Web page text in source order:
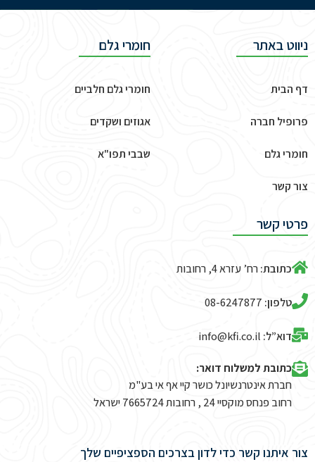
ניווט באתר
דף הבית
פרופיל חברה
חומרי גלם
צור קשר
חומרי גלם
חומרי גלם חלביים
אגוזים ושקדים
שבבי תפו"א
פרטי קשר
כתובת:רח’ עזרא 4, רחובות
טלפון: 08-6247877
דוא”ל: info@kfi.co.il​
כתובת למשלוח דואר:
חברת אינטרנשיונל כושר קיי אף אי בע"מ
רחוב פנחס מוקסיי 24 , רחובות 7665724 ישראל
צור איתנו קשר כדי לדון בצרכים הספציפיים שלך